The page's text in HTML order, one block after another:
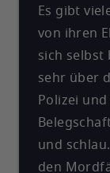
Es gibt
von ihren
sich selbst
sehr über
Polizei
und
den